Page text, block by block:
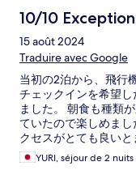
10/10
15 août 2024
Traduire avec Google
当初の2泊から、飛行
チェックインを希望
ました。 朝食も種類
ていたので楽しめま
クセスがとても良い
囲で良かったです。
した。
YURI, séjour de 2 nuits